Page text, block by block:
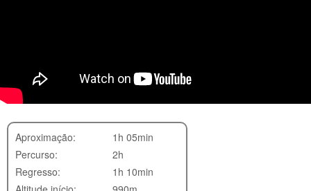
Aproximação:
1h 05min
Percurso:
2h
Regresso:
1h 10min